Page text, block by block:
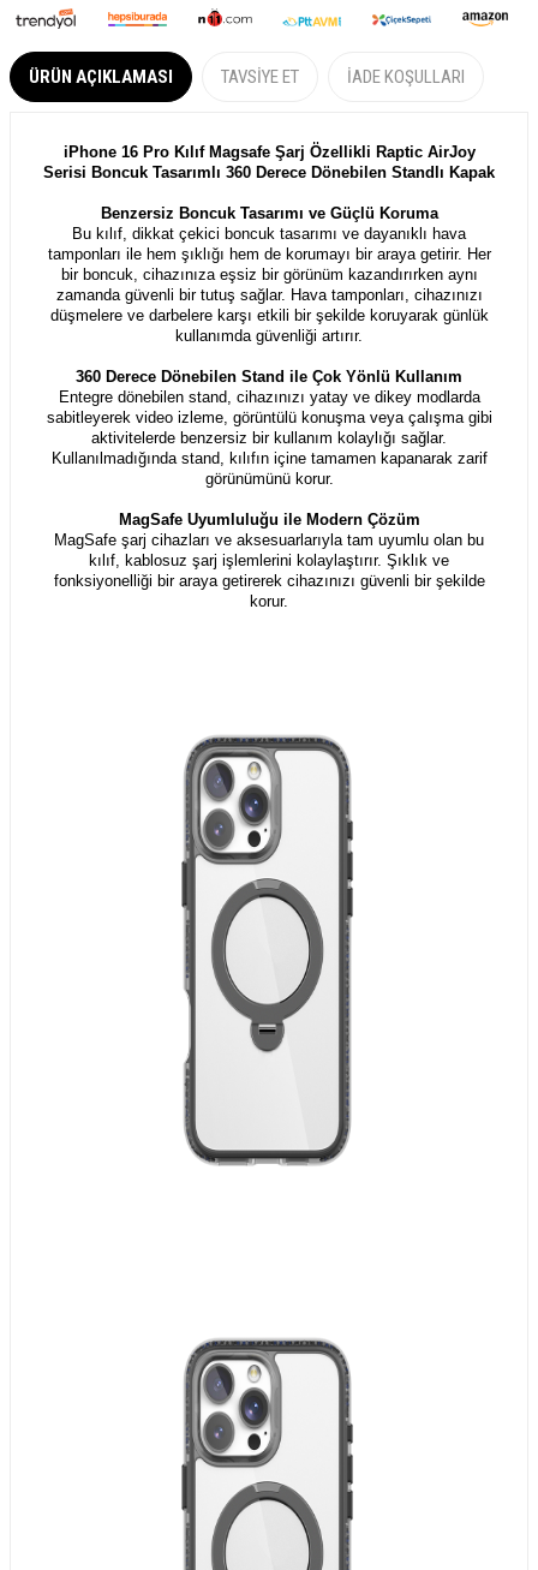
ÜRÜN AÇIKLAMASI TAVSIYE ET İADE KOŞULLARI
iPhone 16 Pro Kılıf Magsafe Şarj Özellikli Raptic AirJoy
Serisi Boncuk Tasarımlı 360 Derece Dönebilen Standlı Kapak
Benzersiz Boncuk Tasarımı ve Güçlü Koruma
Bu kılıf, dikkat çekici boncuk tasarımı ve dayanıklı hava
tamponları ile hem şıklığı hem de korumayı bir araya getirir. Her
bir boncuk, cihazınıza eşsiz bir görünüm kazandırırken aynı
zamanda güvenli bir tutuş sağlar. Hava tamponları, cihazınızı
düşmelere ve darbelere karşı etkili bir şekilde koruyarak günlük
kullanımda güvenliği artırır.
360 Derece Dönebilen Stand ile Çok Yönlü Kullanım
Entegre dönebilen stand, cihazınızı yatay ve dikey modlarda
sabitleyerek video izleme, görüntülü konuşma veya çalışma gibi
aktivitelerde benzersiz bir kullanım kolaylığı sağlar.
Kullanılmadığında stand, kılıfın içine tamamen kapanarak zarif
görünümünü korur.
MagSafe Uyumluluğu ile Modern Çözüm
MagSafe şarj cihazları ve aksesuarlarıyla tam uyumlu olan bu
kılıf, kablosuz şarj işlemlerini kolaylaştırır. Şıklık ve
fonksiyonelliği bir araya getirerek cihazınızı güvenli bir şekilde
korur.